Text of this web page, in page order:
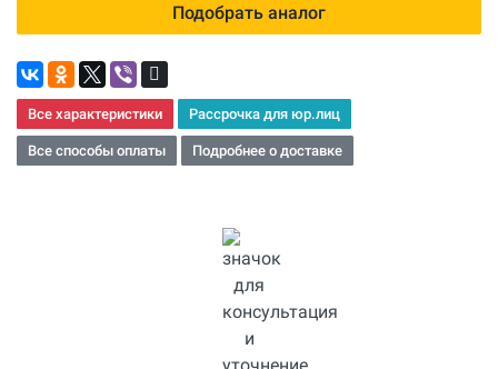
Подобрать аналог
Все характеристики Рассрочка для юр.лиц
Все способы оплаты Подробнее о доставке